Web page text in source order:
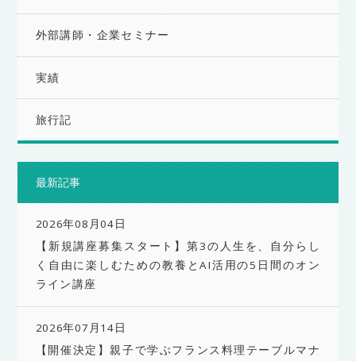
外部講師・企業セミナー
実績
旅行記
最新記事
2026年08月04日
【新規講座募集スタート】第3の人生を、自分らし
く自由に楽しむための教養とAI活用の5日間のオン
ライン講座
2026年07月14日
【開催決定】親子で学ぶフランス料理テーブルマナ